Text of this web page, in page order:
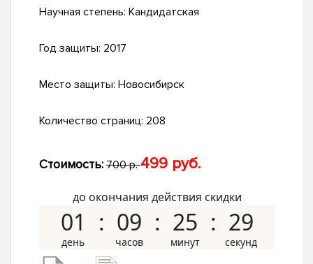
Научная степень: Кандидатская
Год защиты: 2017
Место защиты: Новосибирск
Количество страниц: 208
Стоимость: 700 р.499 руб.
до окончания действия скидки
01 09 25 28